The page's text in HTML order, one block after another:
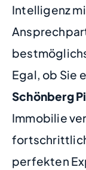
Intelligenz
Egal, ob Sie
Schönberg
Immobilie
perfekten